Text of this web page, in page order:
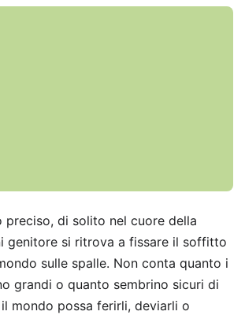
preciso, di solito nel cuore della
genitore si ritrova a fissare il soffitto
sulle spalle. Non conta quanto i
grandi o quanto sembrino sicuri di
mondo possa ferirli, deviarli o